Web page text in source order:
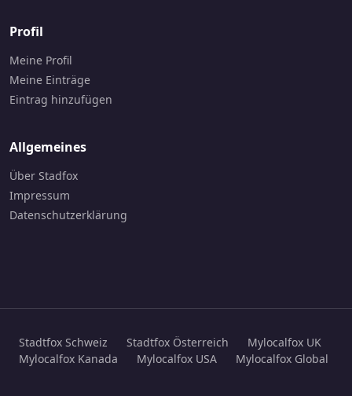
Profil
Meine Profil
Meine Einträge
Eintrag hinzufügen
Allgemeines
Über Stadfox
Impressum
Datenschutzerklärung
Stadtfox Schweiz Stadtfox Österreich
Mylocalfox UK
Mylocalfox Kanada
Mylocalfox USA Mylocalfox Global